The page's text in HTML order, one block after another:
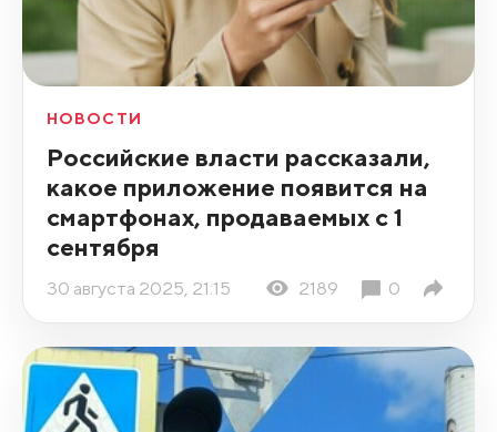
НОВОСТИ
Российские власти рассказали,
какое приложение появится на
смартфонах, продаваемых с 1
сентября
30 августа 2025, 21:15 2189 0